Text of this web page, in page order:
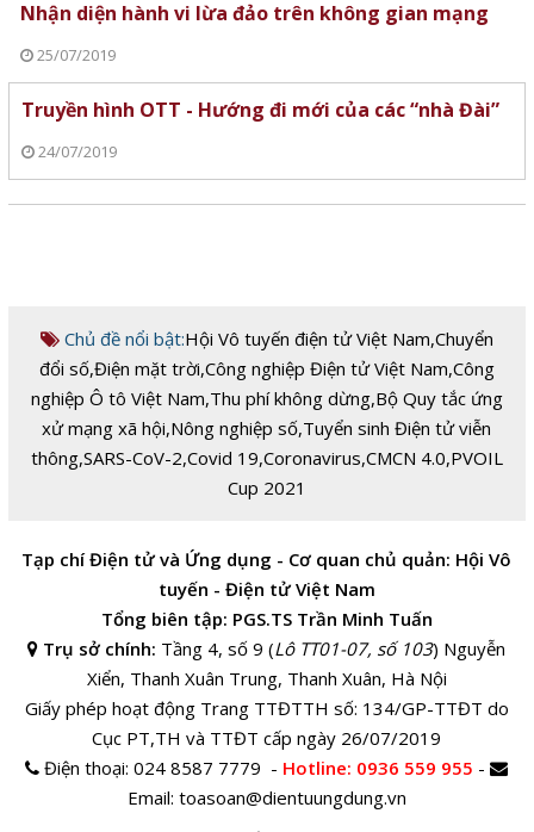
Nhận diện hành vi lừa đảo trên không gian mạng
25/07/2019
Truyền hình OTT - Hướng đi mới của các “nhà Đài”
24/07/2019
Chủ đề nổi bật:Hội Vô tuyến điện tử Việt Nam,Chuyển
đổi số,Điện mặt trời,Công nghiệp Điện tử Việt Nam,Công
nghiệp Ô tô Việt Nam,Thu phí không dừng,Bộ Quy tắc ứng
xử mạng xã hội,Nông nghiệp số,Tuyển sinh Điện tử viễn
thông,SARS-CoV-2,Covid 19,Coronavirus,CMCN 4.0,PVOIL
Cup 2021
Tạp chí Điện tử và Ứng dụng - Cơ quan chủ quản: Hội Vô
tuyến - Điện tử Việt Nam
Tổng biên tập: PGS.TS Trần Minh Tuấn
Trụ sở chính: Tầng 4, số 9 (Lô TT01-07, số 103) Nguyễn
Xiển, Thanh Xuân Trung, Thanh Xuân, Hà Nội
Giấy phép hoạt động Trang TTĐTTH số: 134/GP-TTĐT do
Cục PT,TH và TTĐT cấp ngày 26/07/2019
Điện thoại:024 8587 7779 - Hotline: 0936 559 955 -
Email: toasoan@dientuungdung.vn